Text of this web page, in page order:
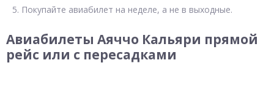
Покупайте авиабилет на неделе, а не в выходные.
Авиабилеты Аяччо Кальяри прямой
рейс или с пересадками